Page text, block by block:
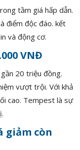
tầm giá hấp dẫn.
điểm độc đáo. kết
và động cơ.
VNĐ
20 triệu đồng.
vượt trội. Với khả
cao. Tempest là sự
giảm còn